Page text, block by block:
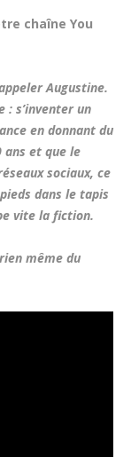
chaîne You
Augustine.
: s’inventer un
en donnant du
ans et que le
sociaux, ce
dans le tapis
vite la fiction.
même du